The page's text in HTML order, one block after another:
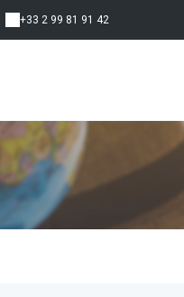
+33 2 99 81 91 42